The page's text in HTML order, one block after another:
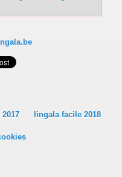
lingala facile 2018